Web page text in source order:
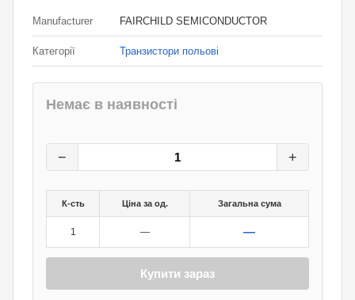
Manufacturer FAIRCHILD SEMICONDUCTOR
Категорії Транзистори польові
Немає в наявності
− +
К-сть Ціна за од. Загальна сума
1 — —
Купити зараз